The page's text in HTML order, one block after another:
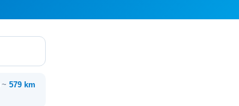
~ 579 km